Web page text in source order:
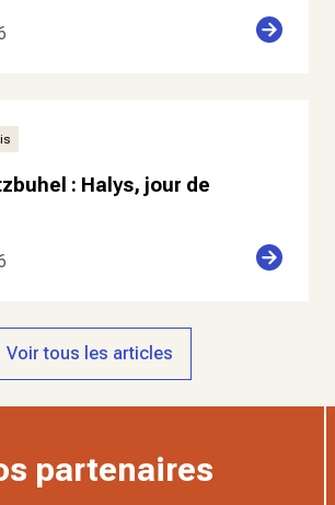
: Halys, jour de
Voir tous les articles
partenaires